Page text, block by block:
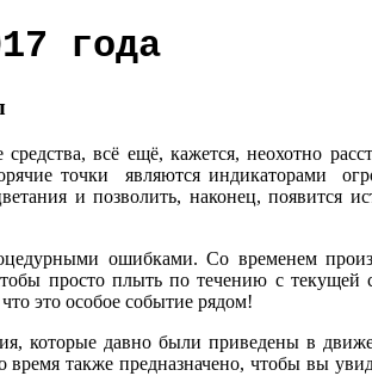
года
всё ещё, кажется, неохотно
точки являются индикаторами
и позволить, наконец, появится
ошибками. Со временем
просто плыть по течению с текущей
это особое событие рядом!
которые давно были приведены в
также предназначено, чтобы вы